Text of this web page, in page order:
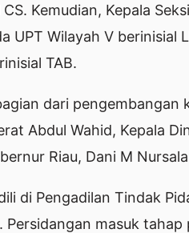
Kemudian, Kepala
UPT Wilayah V berinisial
TAB.
dari pengembangan
Abdul Wahid, Kepala
Riau, Dani M
di Pengadilan Tindak
Persidangan masuk